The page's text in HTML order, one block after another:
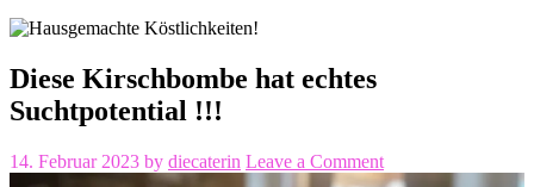
Diese Kirschbombe hat echtes
Suchtpotential !!!
14. Februar 2023 by diecaterin Leave a Comment